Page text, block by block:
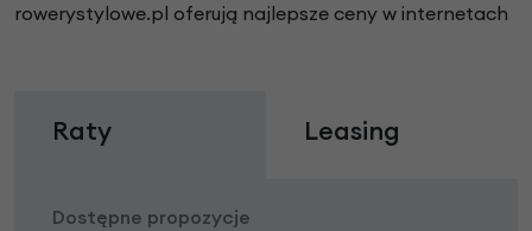
rowerystylowe.pl oferują najlepsze ceny w internetach
Raty Leasing
Dostępne propozycje